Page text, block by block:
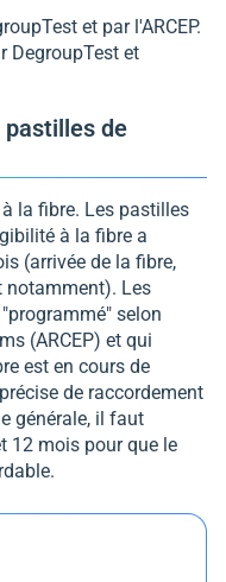
et par l'ARCEP.
DegroupTest et
pastilles de
la fibre. Les pastilles
à la fibre a
(arrivée de la fibre,
notamment). Les
selon
(ARCEP) et qui
est en cours de
de raccordement
générale, il faut
12 mois pour que le